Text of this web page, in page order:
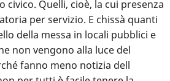
civico. Quelli, cioè, la cui presenza
per servizio. E chissà quanti
della messa in locali pubblici e
non vengono alla luce del
fanno meno notizia dell